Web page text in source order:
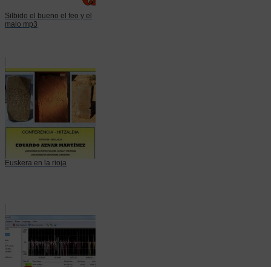
Silbido el bueno el feo y el
malo mp3
Euskera en la rioja